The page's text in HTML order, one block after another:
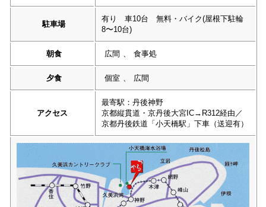
駐車場
有り 車10台 無料・バイク(屋根下駐輪
8〜10台)
朝食 広間 、 食事処
夕食 個室 、 広間
アクセス
最寄駅：丹後神野
京都縦貫道・京丹後大宮IC→R312経由／
京都丹後鉄道「小天橋駅」下車（送迎有）